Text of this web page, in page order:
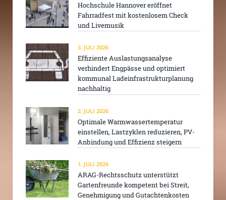
Hochschule Hannover eröffnet
Fahrradfest mit kostenlosem Check
und Livemusik
3. JULI 2026
Effiziente Auslastungsanalyse
verhindert Engpässe und optimiert
kommunal Ladeinfrastrukturplanung
nachhaltig
2. JULI 2026
Optimale Warmwassertemperatur
einstellen, Lastzyklen reduzieren, PV-
Anbindung und Effizienz steigern
1. JULI 2026
ARAG-Rechtsschutz unterstützt
Gartenfreunde kompetent bei Streit,
Genehmigung und Gutachtenkosten